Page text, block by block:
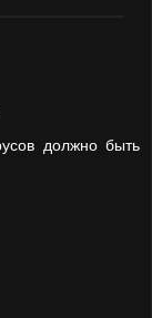
должно быть